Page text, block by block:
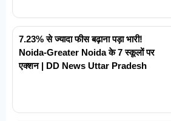
7.23% से ज्यादा फीस बढ़ाना पड़ा भारी!
Noida-Greater Noida के 7 स्कूलों पर
एक्शन | DD News Uttar Pradesh